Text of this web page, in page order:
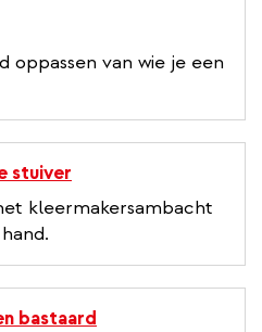
oppassen van wie je een
stuiver
kleermakersambacht
bastaard